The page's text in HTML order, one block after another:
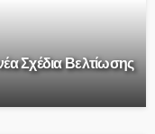
Σχέδια Βελτίωσης